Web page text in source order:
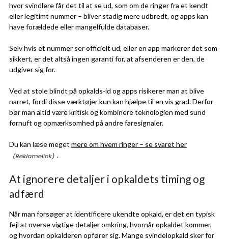
hvor svindlere får det til at se ud, som om de ringer fra et kendt
eller legitimt nummer – bliver stadig mere udbredt, og apps kan
have forældede eller mangelfulde databaser.
Selv hvis et nummer ser officielt ud, eller en app markerer det som
sikkert, er det altså ingen garanti for, at afsenderen er den, de
udgiver sig for.
Ved at stole blindt på opkalds-id og apps risikerer man at blive
narret, fordi disse værktøjer kun kan hjælpe til en vis grad. Derfor
bør man altid være kritisk og kombinere teknologien med sund
fornuft og opmærksomhed på andre faresignaler.
Du kan læse meget mere om hvem ringer – se svaret her
.
At ignorere detaljer i opkaldets timing og
adfærd
Når man forsøger at identificere ukendte opkald, er det en typisk
fejl at overse vigtige detaljer omkring, hvornår opkaldet kommer,
og hvordan opkalderen opfører sig. Mange svindelopkald sker for